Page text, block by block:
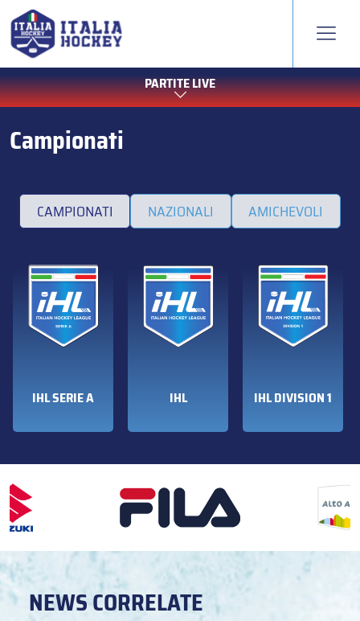
PARTITE LIVE
Campionati
CAMPIONATI NAZIONALI AMICHEVOLI
IHL SERIE A IHL IHL DIVISION 1
NEWS CORRELATE